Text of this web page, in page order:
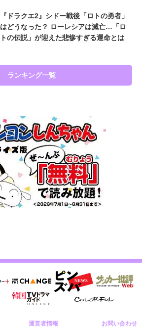
『ドラクエ2』シドー戦後「ロトの勇者」
はどうなった？ ローレシアは滅亡…「ロ
トの伝説」が迎えた悲惨すぎる運命とは
ランキング一覧
運営者情報 お問い合わせ